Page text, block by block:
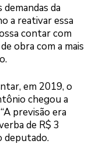
da
a reativar essa
contar com
obra com a mais
em 2019, o
chegou a
previsão era
de R$ 3
deputado.